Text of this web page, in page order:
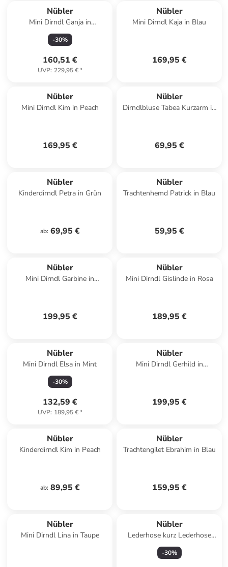
Nübler
Mini Dirndl Ganja in
Rauchblau
-30%
160,51 €
UVP: 229,95 €*
Nübler
Mini Dirndl Kaja in Blau
169,95 €
Nübler
Mini Dirndl Kim in Peach
169,95 €
Nübler
Dirndlbluse Tabea Kurzarm in
69,95 €
Nübler
Kinderdirndl Petra in Grün
ab: 69,95 €
Nübler
Trachtenhemd Patrick in Blau
59,95 €
Nübler
Mini Dirndl Garbine in
199,95 €
Nübler
Mini Dirndl Gislinde in Rosa
189,95 €
Nübler
Mini Dirndl Elsa in Mint
-30%
132,59 €
UVP: 189,95 €*
Nübler
Mini Dirndl Gerhild in
199,95 €
Nübler
Kinderdirndl Kim in Peach
ab: 89,95 €
Nübler
Trachtengilet Ebrahim in Blau
159,95 €
Nübler
Mini Dirndl Lina in Taupe
Nübler
Lederhose kurz Lederhose
Sebastian in Moor
-30%